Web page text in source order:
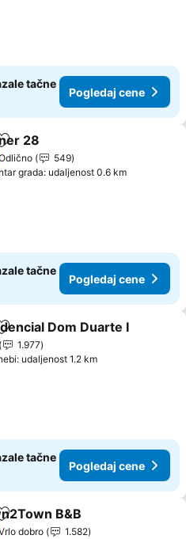
tačne
Pogledaj cene
Dodati u favorite
28
549
grada: udaljenost 0.6 km
tačne
Pogledaj cene
Dodati u favorite
Dom Duarte I
1.977
udaljenost 1.2 km
tačne
Pogledaj cene
Dodati u favorite
B&B
dobro
1.582